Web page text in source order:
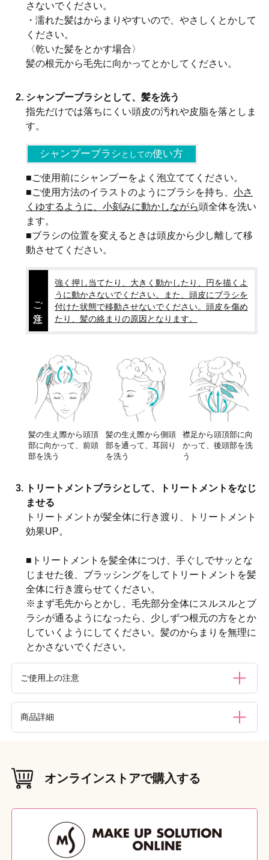
さないでください。
・濡れた髪はからまりやすいので、やさしくとかして
ください。
〈乾いた髪をとかす場合〉
髪の根元から毛先に向かってとかしてください。
シャンプーブラシとして、髪を洗う
指先だけでは落ちにくい頭皮の汚れや皮脂を落としま
す。
シャンプーブラシ としての使い方
■ご使用前にシャンプーをよく泡立ててください。
■ご使用方法のイラストのようにブラシを持ち、小さ
くゆするように、小刻みに動かしながら頭全体を洗い
ます。
■ブラシの位置を変えるときは頭皮から少し離して移
動させてください。
ご注意
強く押し当てたり、大きく動かしたり、円を描くよ
うに動かさないでください。また、頭皮にブラシを
付けた状態で移動させないでください。頭皮を傷め
たり、髪の絡まりの原因となります。
髪の生え際から頭頂
部に向かって、前頭
部を洗う
髪の生え際から側頭
部を通って、耳回り
を洗う
襟足から頭頂部に向
かって、後頭部を洗
う
トリートメントブラシとして、トリートメントをなじ
ませる
トリートメントが髪全体に行き渡り、トリートメント
効果UP。
■トリートメントを髪全体につけ、手ぐしでサッとな
じませた後、ブラッシングをしてトリートメントを髪
全体に行き渡らせてください。
※まず毛先からとかし、毛先部分全体にスルスルとブ
ラシが通るようになったら、少しずつ根元の方をとか
していくようにしてください。髪のからまりを無理に
とかさないでください。
ご使用上の注意
い。●頭皮に湿疹等の異常があるときはご使用をおやめくだ
さい。●ブラッシングは髪や頭皮に負担がかからないよう適
整髪料などを直接ブラシにかけないでください。また、育毛
剤とのご使用はおやめください。●使用していくうちに、ピ
が曲がらないよう、ブラシ面を上へ向けて置いてください。
●お子様の手の届かない所に清潔に保管してください。
商品詳細
本体重量 （g）
本体サイズ（W×D×H（mm））
W77 × D69 × H98
外装重量（g）
オンラインストアで購入する